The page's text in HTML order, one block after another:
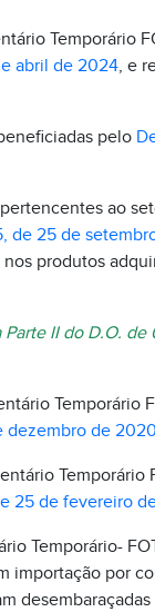
Temporário
abril de 2024, e
pelo
ao
de 25 de
nos produtos
II do D.O.
Temporário
dezembro de 2020
Temporário
25 de fevereiro
Temporário-
importação por